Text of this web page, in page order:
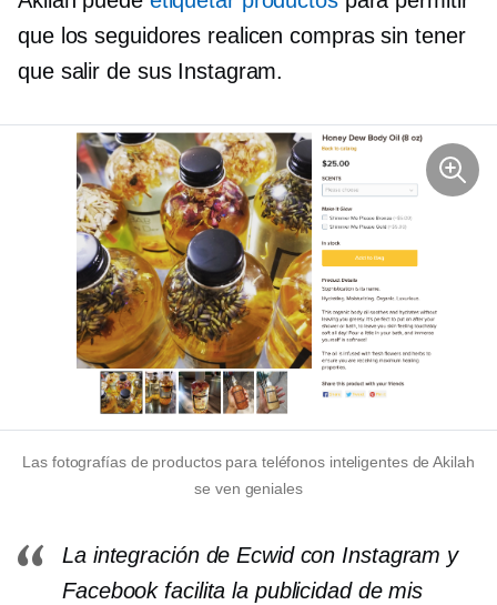
que los seguidores realicen compras sin tener
que salir de sus Instagram.
Las fotografías de productos para teléfonos inteligentes de Akilah
se ven geniales
La integración de Ecwid con Instagram y
Facebook facilita la publicidad de mis